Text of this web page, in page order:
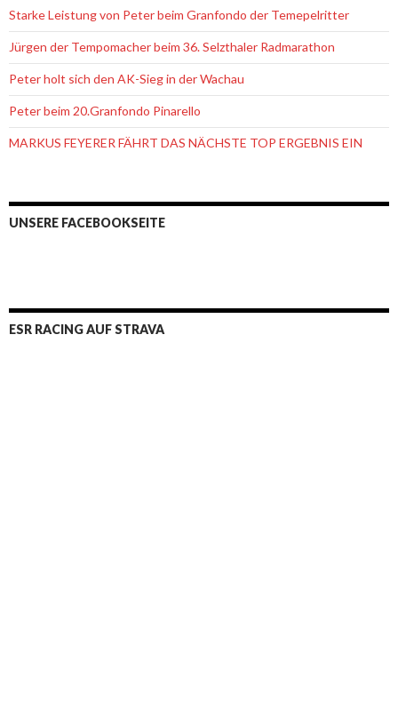
Starke Leistung von Peter beim Granfondo der Temepelritter
Jürgen der Tempomacher beim 36. Selzthaler Radmarathon
Peter holt sich den AK-Sieg in der Wachau
Peter beim 20.Granfondo Pinarello
MARKUS FEYERER FÄHRT DAS NÄCHSTE TOP ERGEBNIS EIN
UNSERE FACEBOOKSEITE
ESR RACING AUF STRAVA